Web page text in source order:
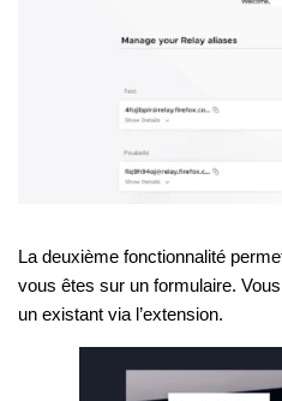
La deuxième fonctionnalité
vous êtes sur un formulaire.
un existant via l’extension.